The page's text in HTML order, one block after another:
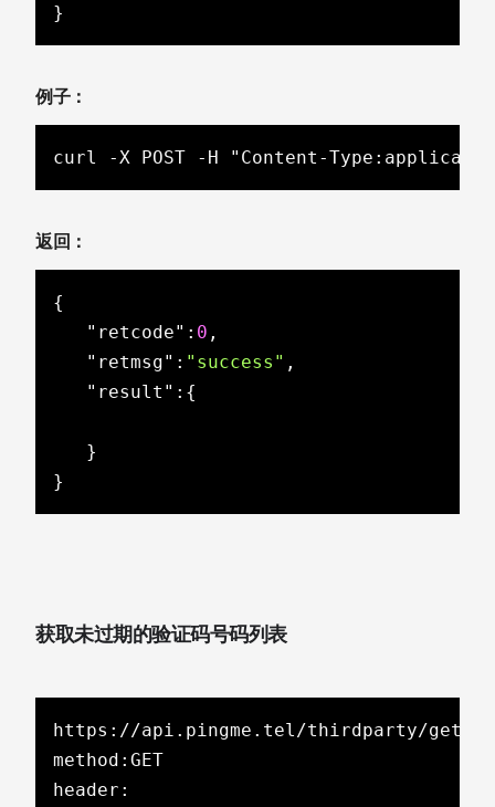
}
例子：
curl -X POST -H "Content-
返回：
{
"retcode" : 0 ,
"retmsg" : "success" ,
"result" :{
   }
}
获取未过期的验证码号码列表
https://api.pingme.tel/thirdparty/
method:GET
header: